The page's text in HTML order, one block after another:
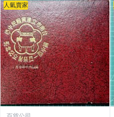
人氣賣家